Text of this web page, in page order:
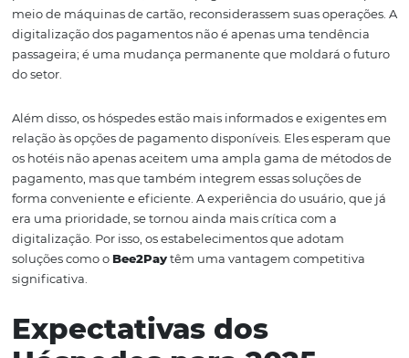
soluções seguras e práticas impulsionaram essa
Atualmente, os hóspedes têm à sua disposição uma
de opções, desde cartões de crédito e débito até
também de segurança, uma preocupação cada vez
relevante para os consumidores.
Com a pandemia, a aversão ao contato físico levou
buscar alternativas que minimizassem essa interação.
com que os estabelecimentos que ainda dependiam de
processos tradicionais, como o pagamento em dinheiro
digitalização dos pagamentos não é apenas uma
passageira; é uma mudança permanente que moldará